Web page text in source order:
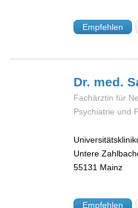
Empfehlen
Dr. med.
Fachärztin für
Psychiatrie und
Untere
55131 Mainz
Empfehlen